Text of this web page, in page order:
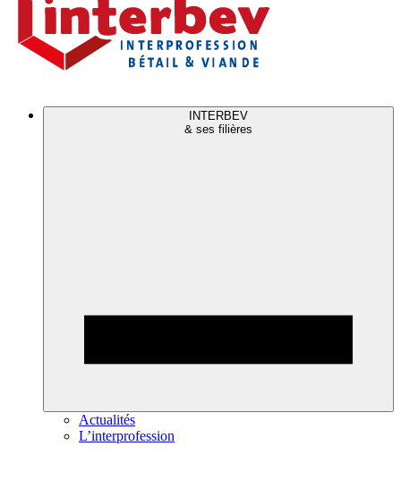
INTERBEV
& ses filières
Actualités
L’interprofession